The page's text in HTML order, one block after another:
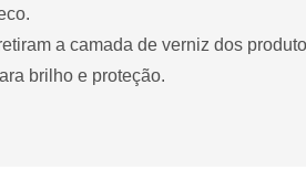
a camada de verniz dos
brilho e proteção.